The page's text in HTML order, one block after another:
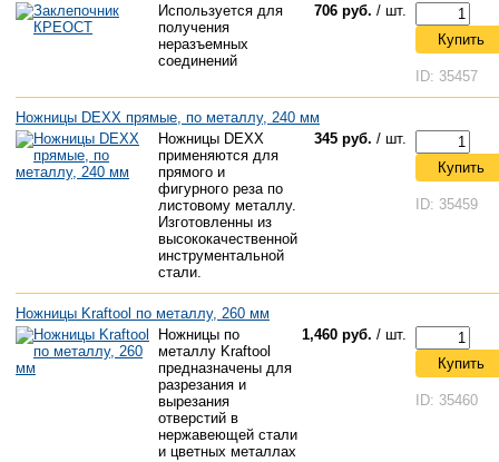
Используется для
получения
неразъемных
соединений
706 руб. / шт.
Купить
ID: 35457
Ножницы DEXX прямые, по металлу, 240 мм
Ножницы DEXX
применяются для
прямого и
фигурного реза по
листовому металлу.
Изготовленны из
высококачественной
инструментальной
стали.
345 руб. / шт.
Купить
ID: 35459
Ножницы Kraftool по металлу, 260 мм
Ножницы по
металлу Kraftool
предназначены для
разрезания и
вырезания
отверстий в
нержавеющей стали
и цветных металлах
1,460 руб. / шт.
Купить
ID: 35460